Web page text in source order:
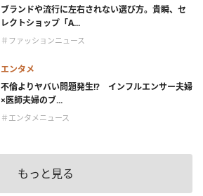
ブランドや流行に左右されない選び方。貴瞬、セ
レクトショップ「A...
＃ファッションニュース
エンタメ
不倫よりヤバい問題発生!? インフルエンサー夫婦
×医師夫婦のブ...
＃エンタメニュース
もっと見る